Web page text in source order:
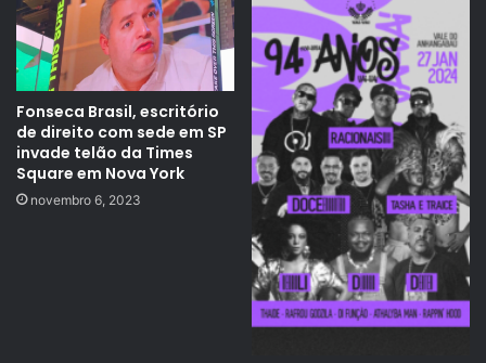
Fonseca Brasil, escritório
de direito com sede em SP
invade telão da Times
Square em Nova York
novembro 6, 2023